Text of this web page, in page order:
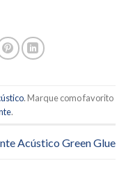
. Marque como favorito
.
Acústico Green Glue